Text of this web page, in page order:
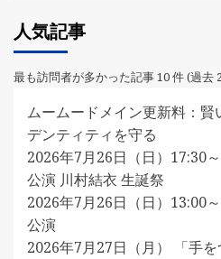
人気記事
最も訪問者が多かった記事 10 件 (過去
ムームードメイン更新料：賢
デンティティを守る
2026年7月26日（日）17:30
公演 川村結衣 生誕祭
2026年7月26日（日）13:00
公演
2026年7月27日（月） 「手